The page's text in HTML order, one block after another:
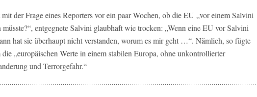
der Frage eines Reporters vor ein paar Wochen, ob die EU „vor einem Salvini
müsste?“, entgegnete Salvini glaubhaft wie trocken: „Wenn eine EU vor Salvini
hat sie überhaupt nicht verstanden, worum es mir geht …“. Nämlich, so fügte
„europäischen Werte in einem stabilen Europa, ohne unkontrollierter
und Terrorgefahr.“